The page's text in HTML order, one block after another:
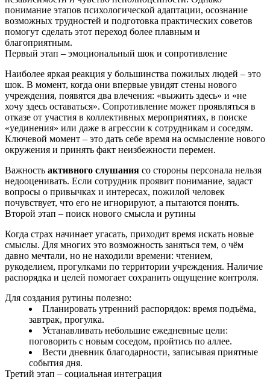
понимание этапов психологической адаптации, осознание
возможных трудностей и подготовка практических советов
помогут сделать этот переход более плавным и
благоприятным.
Первый этап – эмоциональный шок и сопротивление
Наиболее яркая реакция у большинства пожилых людей – это
шок. В момент, когда они впервые увидят стены нового
учреждения, появятся два влечения: «выжить здесь» и «не
хочу здесь оставаться». Сопротивление может проявляться в
отказе от участия в коллективных мероприятиях, в поиске
«уединения» или даже в агрессии к сотрудникам и соседям.
Ключевой момент – это дать себе время на осмысление нового
окружения и принять факт неизбежности перемен.
Важность активного слушания со стороны персонала нельзя
недооценивать. Если сотрудник проявит понимание, задаст
вопросы о привычках и интересах, пожилой человек
почувствует, что его не игнорируют, а пытаются понять.
Второй этап – поиск нового смысла и рутины
Когда страх начинает угасать, приходит время искать новые
смыслы. Для многих это возможность заняться тем, о чём
давно мечтали, но не находили времени: чтением,
рукоделием, прогулками по территории учреждения. Наличие
распорядка и целей помогает сохранить ощущение контроля.
Для создания рутины полезно:
Планировать утренний распорядок: время подъёма,
завтрак, прогулка.
Устанавливать небольшие ежедневные цели:
поговорить с новым соседом, пройтись по аллее.
Вести дневник благодарности, записывая приятные
события дня.
Третий этап – социальная интеграция